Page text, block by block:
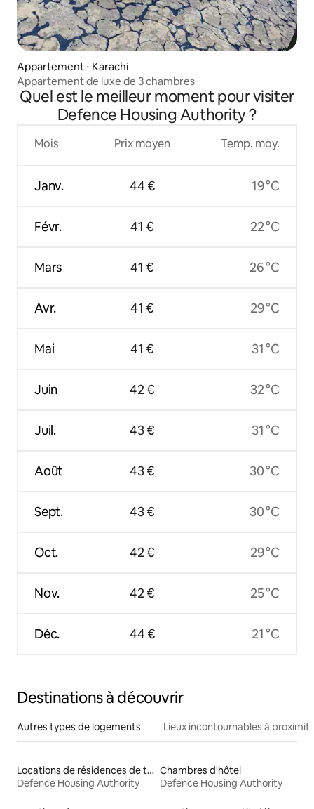
Appartement ⋅ Karachi
Appartement de luxe de 3 chambres
Quel est le meilleur moment pour visiter
Defence Housing Authority ?
Mois
Janv.
Févr.
Mars
Avr.
Mai
Juin
Juil.
Août
Sept.
Oct.
Nov.
Déc.
Prix moyen
44 €
41 €
41 €
41 €
41 €
42 €
43 €
43 €
43 €
42 €
42 €
44 €
Temp. moy.
19 °C
22 °C
26 °C
29 °C
31 °C
32 °C
31 °C
30 °C
30 °C
29 °C
25 °C
21 °C
Destinations à découvrir
Autres types de logements Lieux incontournables à
Locations de résidences de tourisme
Defence Housing Authority
Chambres d'hôtel
Defence Housing Authority